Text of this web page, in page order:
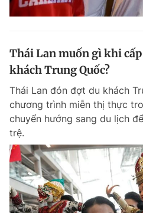
Thái Lan muốn gì khi
khách Trung Quốc?
Thái Lan đón đợt du khách
chương trình miễn thị thực
chuyển hướng sang du lịch
trệ.